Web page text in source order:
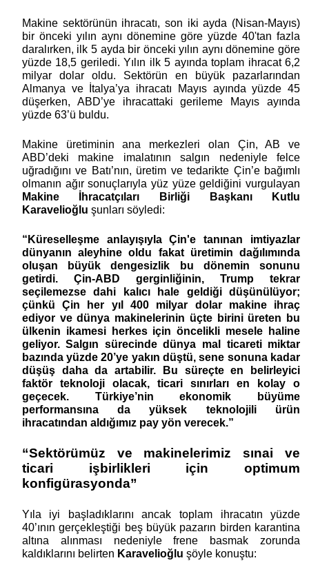
Makine sektörünün ihracatı, son iki ayda (Nisan-Mayıs)
bir önceki yılın aynı dönemine göre yüzde 40'tan fazla
daralırken, ilk 5 ayda bir önceki yılın aynı dönemine göre
yüzde 18,5 geriledi. Yılın ilk 5 ayında toplam ihracat 6,2
milyar dolar oldu. Sektörün en büyük pazarlarından
Almanya ve İtalya’ya ihracatı Mayıs ayında yüzde 45
düşerken, ABD’ye ihracattaki gerileme Mayıs ayında
yüzde 63’ü buldu.
Makine üretiminin ana merkezleri olan Çin, AB ve
ABD’deki makine imalatının salgın nedeniyle felce
uğradığını ve Batı’nın, üretim ve tedarikte Çin’e bağımlı
Makine İhracatçıları Birliği Başkanı Kutlu
Karavelioğlu şunları söyledi:
“Küreselleşme anlayışıyla Çin'e tanınan imtiyazlar
dünyanın aleyhine oldu fakat üretimin dağılımında
oluşan büyük dengesizlik bu dönemin sonunu
getirdi. Çin-ABD gerginliğinin, Trump tekrar
seçilemezse dahi kalıcı hale geldiği düşünülüyor;
çünkü Çin her yıl 400 milyar dolar makine ihraç
ediyor ve dünya makinelerinin üçte birini üreten bu
ülkenin ikamesi herkes için öncelikli mesele haline
geliyor. Salgın sürecinde dünya mal ticareti miktar
bazında yüzde 20’ye yakın düştü, sene sonuna kadar
düşüş daha da artabilir. Bu süreçte en belirleyici
faktör teknoloji olacak, ticari sınırları en kolay o
geçecek. Türkiye’nin ekonomik büyüme
performansına da yüksek teknolojili ürün
ihracatından aldığımız pay yön verecek.”
“Sektörümüz ve makinelerimiz sınai ve
ticari işbirlikleri için optimum
konfigürasyonda”
Yıla iyi başladıklarını ancak toplam ihracatın yüzde
40’ının gerçekleştiği beş büyük pazarın birden karantina
altına alınması nedeniyle frene basmak zorunda
kaldıklarını belirten Karavelioğlu şöyle konuştu: